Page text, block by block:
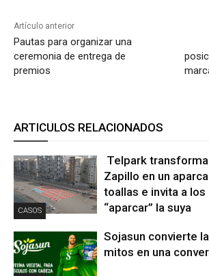
Artículo anterior
Pautas para organizar una
ceremonia de entrega de
premios
ARTICULOS RELACIONADOS
CASOS
Telpark
Zapillo en un
toallas e invita a los
“aparcar” la suya
Sojasun convierte
mitos en una